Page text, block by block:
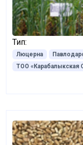
Тип:
Люцерна
ТОО «Карабалыкская